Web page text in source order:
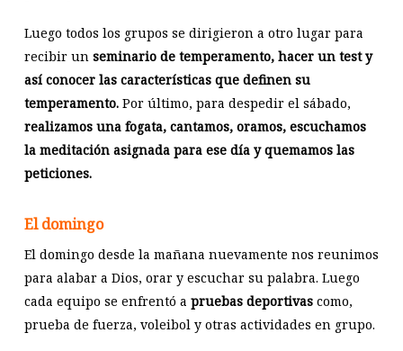
Luego todos los grupos se dirigieron a otro lugar para
recibir un seminario de temperamento, hacer un test y
así conocer las características que definen su
temperamento.Por último, para despedir el sábado,
realizamos una fogata, cantamos, oramos, escuchamos
la meditación asignada para ese día y quemamos las
peticiones.
El domingo
El domingo desde la mañana nuevamente nos reunimos
para alabar a Dios, orar y escuchar su palabra. Luego
cada equipo se enfrentó a pruebas deportivascomo,
prueba de fuerza, voleibol y otras actividades en grupo.